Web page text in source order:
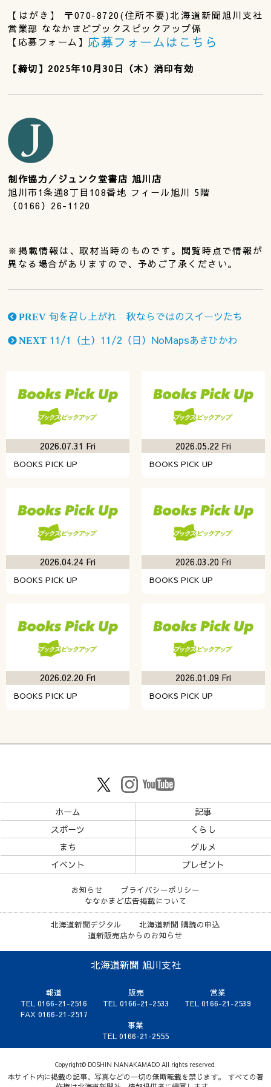
【はがき】 〒070-8720(住所不要)北海道新聞旭川支社
営業部 ななかまどブックスピックアップ係
【応募フォーム】 応募フォームはこちら
【締切】2025年10月30日（木）消印有効
制作協力／ジュンク堂書店 旭川店
旭川市1条通8丁目108番地 フィール旭川 5階
（0166）26-1120
※掲載情報は、取材当時のものです。閲覧時点で情報が
異なる場合がありますので、予めご了承ください。
PREV 旬を召し上がれ 秋ならではのスイーツたち
NEXT 11/1（土）11/2（日）NoMapsあさひかわ
BOOKS PICK UP
2026.07.31 Fri
BOOKS PICK UP
2026.05.22 Fri
BOOKS PICK UP
2026.04.24 Fri
BOOKS PICK UP
2026.03.20 Fri
BOOKS PICK UP
2026.02.20 Fri
BOOKS PICK UP
2026.01.09 Fri
ホーム
記事
スポーツ
くらし
まち
グルメ
イベント
プレゼント
お知らせ
プライバシーポリシー
ななかまど広告掲載について
北海道新聞デジタル
北海道新聞 購読の申込
道新販売店からのお知らせ
北海道新聞 旭川支社
報道
TEL 0166-21-2516
FAX 0166-21-2517
販売
TEL 0166-21-2533
営業
TEL 0166-21-2539
事業
TEL 0166-21-2555
Copyright© DOSHIN NANAKAMADO All rights reserved.
本サイト内に掲載の記事、写真などの一切の無断転載を禁じます。 すべての著